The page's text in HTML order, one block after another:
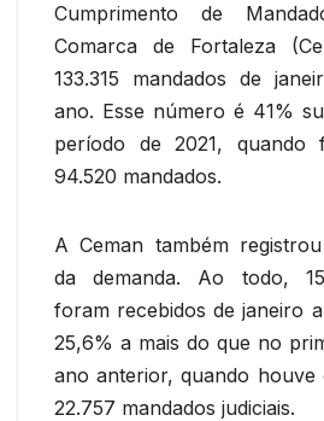
Cumprimento de
Comarca de Fortaleza
133.315 mandados de
ano. Esse número é 41%
período de 2021, quando
94.520 mandados.
A Ceman também
da demanda. Ao todo,
foram recebidos de janeiro
25,6% a mais do que no
ano anterior, quando houve
22.757 mandados judiciais.